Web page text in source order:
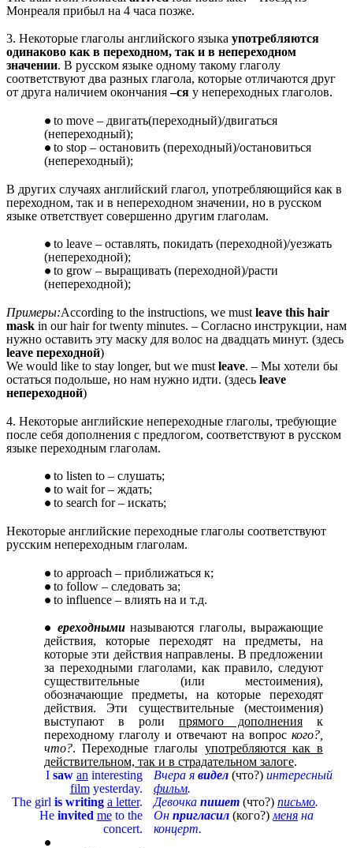
Монреаля прибыл на 4 часа позже.
3. Некоторые глаголы английского языка употребляются
одинаково как в переходном, так и в непереходном
значении. В русском языке одному такому глаголу
соответствуют два разных глагола, которые отличаются друг
от друга наличием окончания–ся у непереходных глаголов.
to move – двигать(переходный)/двигаться
(непереходный);
to stop – остановить (переходный)/остановиться
(непереходный);
В других случаях английский глагол, употребляющийся как в
переходном, так и в непереходном значении, но в русском
языке ответствует совершенно другим глаголам.
to leave – оставлять, покидать (переходной)/уезжать
(непереходной);
to grow – выращивать (переходной)/расти
(непереходной);
Примеры:According to the instructions, we must leave this hair
mask in our hair for twenty minutes. – Согласно инструкции, нам
нужно оставить эту маску для волос на двадцать минут. (здесь
leave переходной)
We would like to stay longer, but we must leave. – Мы хотели бы
остаться подольше, но нам нужно идти. (здесь leave
непереходной)
4. Некоторые английские непереходные глаголы, требующие
после себя дополнения с предлогом, соответствуют в русском
языке переходным глаголам.
to listen to – слушать;
to wait for – ждать;
to search for – искать;
Некоторые английские переходные глаголы соответствуют
русским непереходным глаголам.
to approach – приближаться к;
to follow – следовать за;
to influence – влиять на и т.д.
ереходныминазываются глаголы, выражающие
действия, которые переходят на предметы, на
которые эти действия направлены. В предложении
за переходными глаголами, как правило, следуют
существительные (или местоимения),
обозначающие предметы, на которые переходят
действия. Эти существительные (местоимения)
выступают в роли прямого дополнения к
переходному глаголу и отвечают на вопрос кого?,
что?. Переходные глаголы употребляются как в
действительном, так и в страдательном залоге.
I saw an interesting
filmyesterday.
Вчера я видел (что?) интересный
фильм.
The girl is writing a letter. Девочка пишет (что?) письмо.
He invited meto the
concert.
Он пригласил (кого?) меня на
концерт.